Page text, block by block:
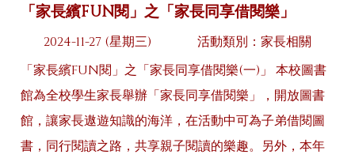
「家長繽FUN閱」之「家長同享借閱樂」
2024-11-27 (星期三)
活動類別：家長相關
「家長繽FUN閱」之「家長同享借閱樂(一)」 本校圖書
館為全校學生家長舉辦「家長同享借閱樂」，開放圖書
館，讓家長遨遊知識的海洋，在活動中可為子弟借閱圖
書，同行閱讀之路，共享親子閱讀的樂趣。另外，本年